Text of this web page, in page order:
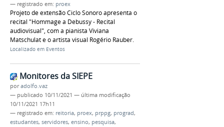
— registrado em: proex
Projeto de extensão Ciclo Sonoro apresenta o
recital "Hommage a Debussy - Recital
audiovisual", com a pianista Viviana
Matschulat e o artista visual Rogério Rauber.
Localizado em Eventos
Monitores da SIEPE
poradolfo.vaz
— publicado 10/11/2021 — última modificação
10/11/2021 17h11
— registrado em: reitoria, proex, prppg, prograd,
estudantes, servidores, ensino, pesquisa,